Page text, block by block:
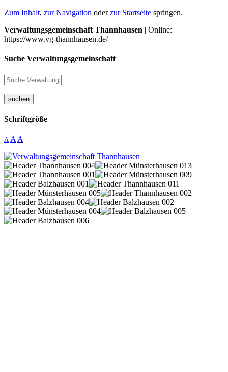
Zum Inhalt, zur Navigation oderzur Startseite springen.
Verwaltungsgemeinschaft Thannhausen | Online:
https://www.vg-thannhausen.de/
Suche Verwaltungsgemeinschaft
suchen
Schriftgröße
A A A